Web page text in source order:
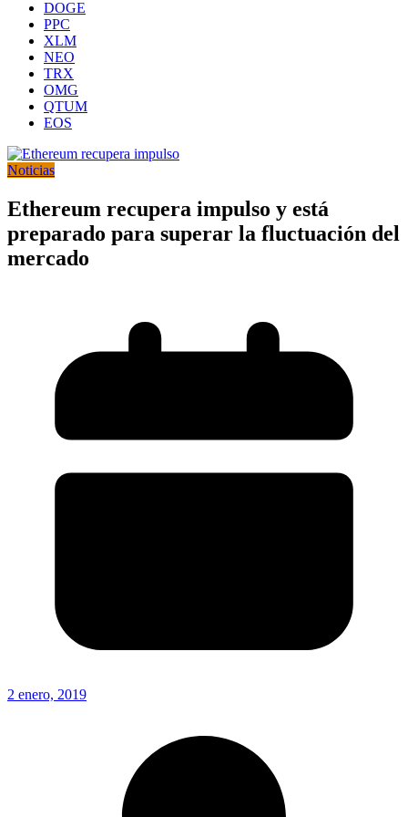
DOGE
PPC
XLM
NEO
TRX
OMG
QTUM
EOS
Noticias
Ethereum recupera impulso y está
preparado para superar la fluctuación del
mercado
2 enero, 2019